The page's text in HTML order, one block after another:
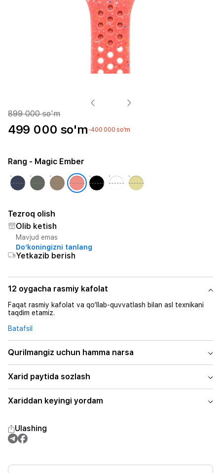
899 000 so'm
499 000 so'm -400 000 so'm
Rang - Magic Ember
Tezroq olish
Olib ketish
Mavjud emas
Do‘koningizni tanlang
Yetkazib berish
12 oygacha rasmiy kafolat
Faqat rasmiy kafolat va qo‘llab-quvvatlash bilan asl texnikani
taqdim etamiz.
Batafsil
Qurilmangiz uchun hamma narsa
Xarid paytida sozlash
Xariddan keyingi yordam
Ulashing